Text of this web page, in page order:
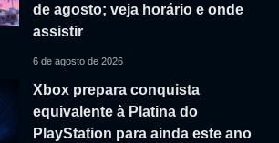
de agosto; veja horário e onde
assistir
6 de agosto de 2026
Xbox prepara conquista
equivalente à Platina do
PlayStation para ainda este ano